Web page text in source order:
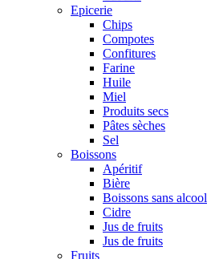
Epicerie
Chips
Compotes
Confitures
Farine
Huile
Miel
Produits secs
Pâtes sèches
Sel
Boissons
Apéritif
Bière
Boissons sans alcool
Cidre
Jus de fruits
Jus de fruits
Fruits